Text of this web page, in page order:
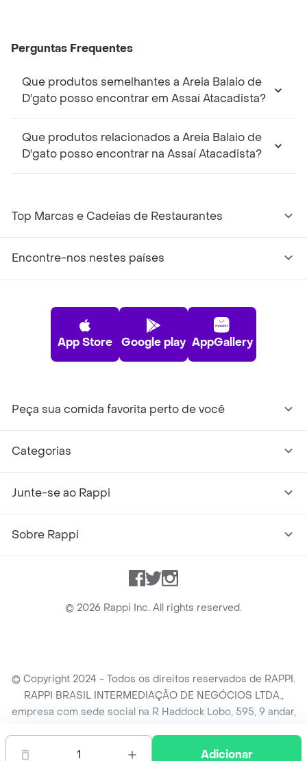
1 Adicionar
Perguntas Frequentes
Que produtos semelhantes a Areia Balaio de
D'gato posso encontrar em Assaí Atacadista?
Que produtos relacionados a Areia Balaio de
D'gato posso encontrar na Assaí Atacadista?
Top Marcas e Cadeias de Restaurantes
Encontre-nos nestes países
App Store Google play AppGallery
Peça sua comida favorita perto de você
Categorias
Junte-se ao Rappi
Sobre Rappi
Facebook
TwitterInstagram
© 2026 Rappi Inc. All rights reserved.
© Copyright 2024 - Todos os direitos reservados de RAPPI.
RAPPI BRASIL INTERMEDIAÇÃO DE NEGÓCIOS LTDA.,
empresa com sede social na R Haddock Lobo, 595, 9 andar,